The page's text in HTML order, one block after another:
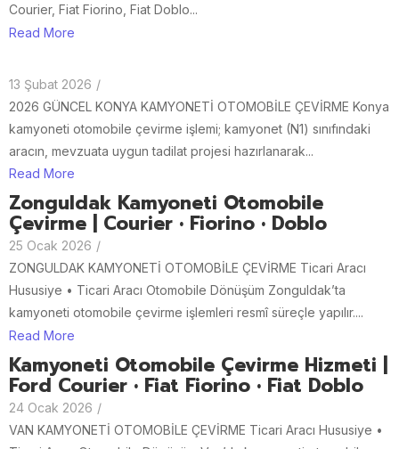
Courier, Fiat Fiorino, Fiat Doblo...
Read More
13 Şubat 2026 /
2026 GÜNCEL KONYA KAMYONETİ OTOMOBİLE ÇEVİRME Konya
kamyoneti otomobile çevirme işlemi; kamyonet (N1) sınıfındaki
aracın, mevzuata uygun tadilat projesi hazırlanarak...
Read More
Zonguldak Kamyoneti Otomobile
Çevirme | Courier • Fiorino • Doblo
25 Ocak 2026 /
ZONGULDAK KAMYONETİ OTOMOBİLE ÇEVİRME Ticari Aracı
Hususiye • Ticari Aracı Otomobile Dönüşüm Zonguldak’ta
kamyoneti otomobile çevirme işlemleri resmî süreçle yapılır....
Read More
Kamyoneti Otomobile Çevirme Hizmeti |
Ford Courier • Fiat Fiorino • Fiat Doblo
24 Ocak 2026 /
VAN KAMYONETİ OTOMOBİLE ÇEVİRME Ticari Aracı Hususiye •